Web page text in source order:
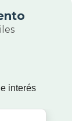
interés